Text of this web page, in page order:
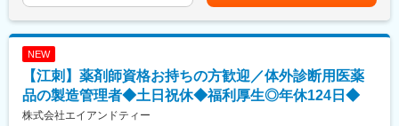
るメーカーです。世界中から問い合わせが来ます。
・大学や研究機関等とも協働し、研究開発にも力を入れていま
す。
NEW
【江刺】薬剤師資格お持ちの方歓迎／体外診断用医薬
品の製造管理者◆土日祝休◆福利厚生◎年休124日◆
株式会社エイアンドティー